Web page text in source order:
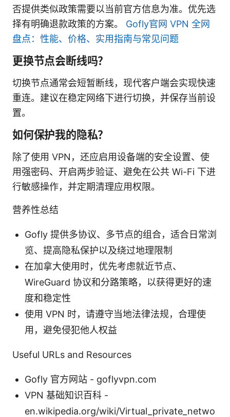
否提供类似政策需要以当前官方信息为准。优先选
择有明确退款政策的方案。 Gofly官网 VPN 全网
盘点：性能、价格、实用指南与常见问题
更换节点会断线吗？
切换节点通常会短暂断线，现代客户端会实现快速
重连。建议在稳定网络下进行切换，并保存当前设
置。
如何保护我的隐私？
除了使用 VPN，还应启用设备端的安全设置、使
用强密码、开启两步验证、避免在公共 Wi-Fi 下进
行敏感操作，并定期清理应用权限。
营养性总结
Gofly 提供多协议、多节点的组合，适合日常浏
览、提高隐私保护以及绕过地理限制
在加拿大使用时，优先考虑就近节点、
WireGuard 协议和分路策略，以获得更好的速
度和稳定性
使用 VPN 时，请遵守当地法律法规，合理使
用，避免侵犯他人权益
Useful URLs and Resources
Gofly 官方网站 - goflyvpn.com
VPN 基础知识百科 -
en.wikipedia.org/wiki/Virtual_private_netwo